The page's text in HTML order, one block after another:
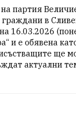
партия
в
16.03.2026
и е обявена
ще
актуални